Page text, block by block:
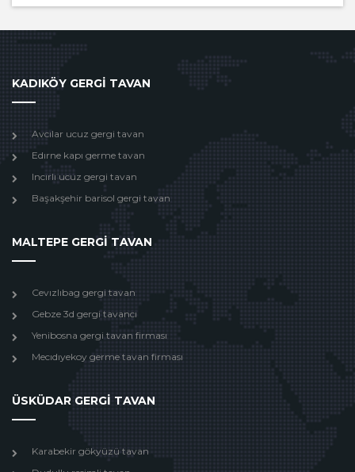
KADIKÖY GERGİ TAVAN
Avcılar ucuz gergi tavan
Edırne kapı germe tavan
Incırlı ucuz gergi tavan
Başakşehir barisol gergi tavan
MALTEPE GERGİ TAVAN
Cevızlıbag gergi tavan
Gebze 3d gergi tavancı
Yenibosna gergi tavan firması
Mecıdıyekoy germe tavan firması
ÜSKÜDAR GERGİ TAVAN
Karabekir gökyüzü tavan